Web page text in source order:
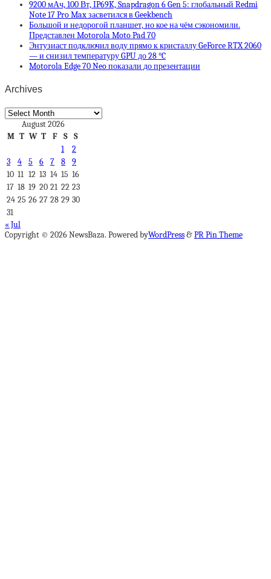
9200 мАч, 100 Вт, IP69K, Snapdragon 6 Gen 5: глобальный Redmi
Note 17 Pro Max засветился в Geekbench
Большой и недорогой планшет, но кое на чём сэкономили.
Представлен Motorola Moto Pad 70
Энтузиаст подключил воду прямо к кристаллу GeForce RTX 2060
— и снизил температуру GPU до 28 °C
Motorola Edge 70 Neo показали до презентации
Archives
Archives
August 2026
M T W T F S
S
1
2
3
4 5 6 7 8
9
10 11 12 13 14 15 16
17 18 19 20 21 22 23
24 25 26 27 28 29 30
31
« Jul
Copyright © 2026 NewsBaza. Powered byWordPress&PR Pin Theme